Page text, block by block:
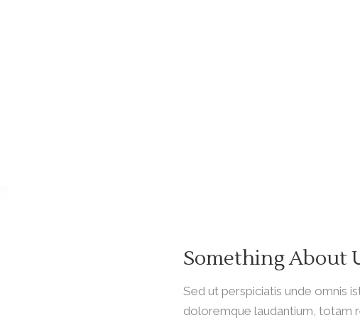
Something About
Sed ut perspiciatis unde omnis
doloremque laudantium, totam